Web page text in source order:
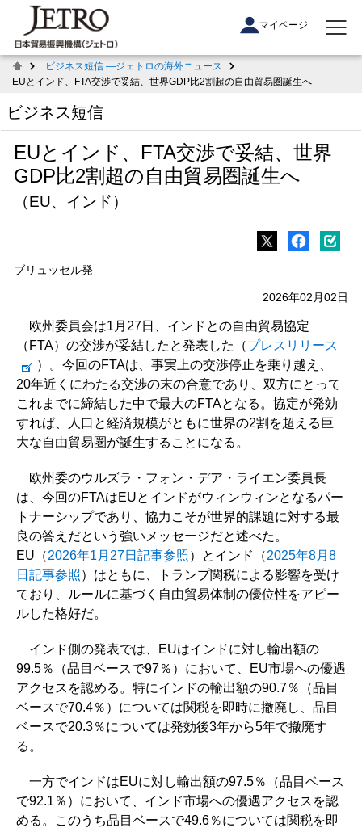
マイページ
ビジネス短信 ―ジェトロの海外ニュース
EUとインド、FTA交渉で妥結、世界GDP比2割超の自由貿易圏誕生へ
ビジネス短信
EUとインド、FTA交渉で妥結、世界
GDP比2割超の自由貿易圏誕生へ
（EU、インド）
ブリュッセル発
2026年02月02日
欧州委員会は1月27日、インドとの自由貿易協定
（FTA）の交渉が妥結したと発表した（プレスリリース
）。今回のFTAは、事実上の交渉停止を乗り越え、
20年近くにわたる交渉の末の合意であり、双方にとって
これまでに締結した中で最大のFTAとなる。協定が発効
すれば、人口と経済規模がともに世界の2割を超える巨
大な自由貿易圏が誕生することになる。
欧州委のウルズラ・フォン・デア・ライエン委員長
は、今回のFTAはEUとインドがウィンウィンとなるパー
トナーシップであり、協力こそが世界的課題に対する最
良の答えだという強いメッセージだと述べた。
EU（2026年1月27日記事参照）とインド（2025年8月8
日記事参照）はともに、トランプ関税による影響を受け
ており、ルールに基づく自由貿易体制の優位性をアピー
ルした格好だ。
インド側の発表では、EUはインドに対し輸出額の
99.5％（品目ベースで97％）において、EU市場への優遇
アクセスを認める。特にインドの輸出額の90.7％（品目
ベースで70.4％）については関税を即時に撤廃し、品目
ベースで20.3％については発効後3年から5年で撤廃す
る。
一方でインドはEUに対し輸出額の97.5％（品目ベース
で92.1％）において、インド市場への優遇アクセスを認
める。このうち品目ベースで49.6％については関税を即